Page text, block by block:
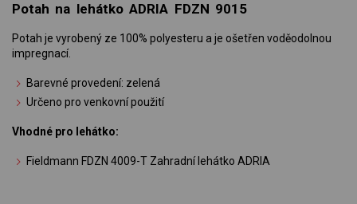
Potah na lehátko ADRIA FDZN 9015
Potah je vyrobený ze 100% polyesteru a je ošetřen voděodolnou
impregnací.
Barevné provedení: zelená
Určeno pro venkovní použití
Vhodné pro lehátko:
Fieldmann FDZN 4009-T Zahradní lehátko ADRIA